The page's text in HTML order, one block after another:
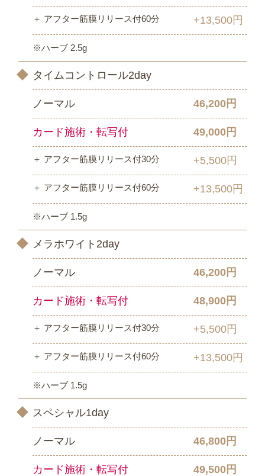
＋ アフター筋膜リリース付60分 +13,500円
※ハーブ 2.5g
タイムコントロール2day
ノーマル 46,200円
カード施術・転写付 49,000円
＋ アフター筋膜リリース付30分 +5,500円
＋ アフター筋膜リリース付60分 +13,500円
※ハーブ 1.5g
メラホワイト2day
ノーマル 46,200円
カード施術・転写付 48,900円
＋ アフター筋膜リリース付30分 +5,500円
＋ アフター筋膜リリース付60分 +13,500円
※ハーブ 1.5g
スペシャル1day
ノーマル 46,800円
カード施術・転写付 49,500円